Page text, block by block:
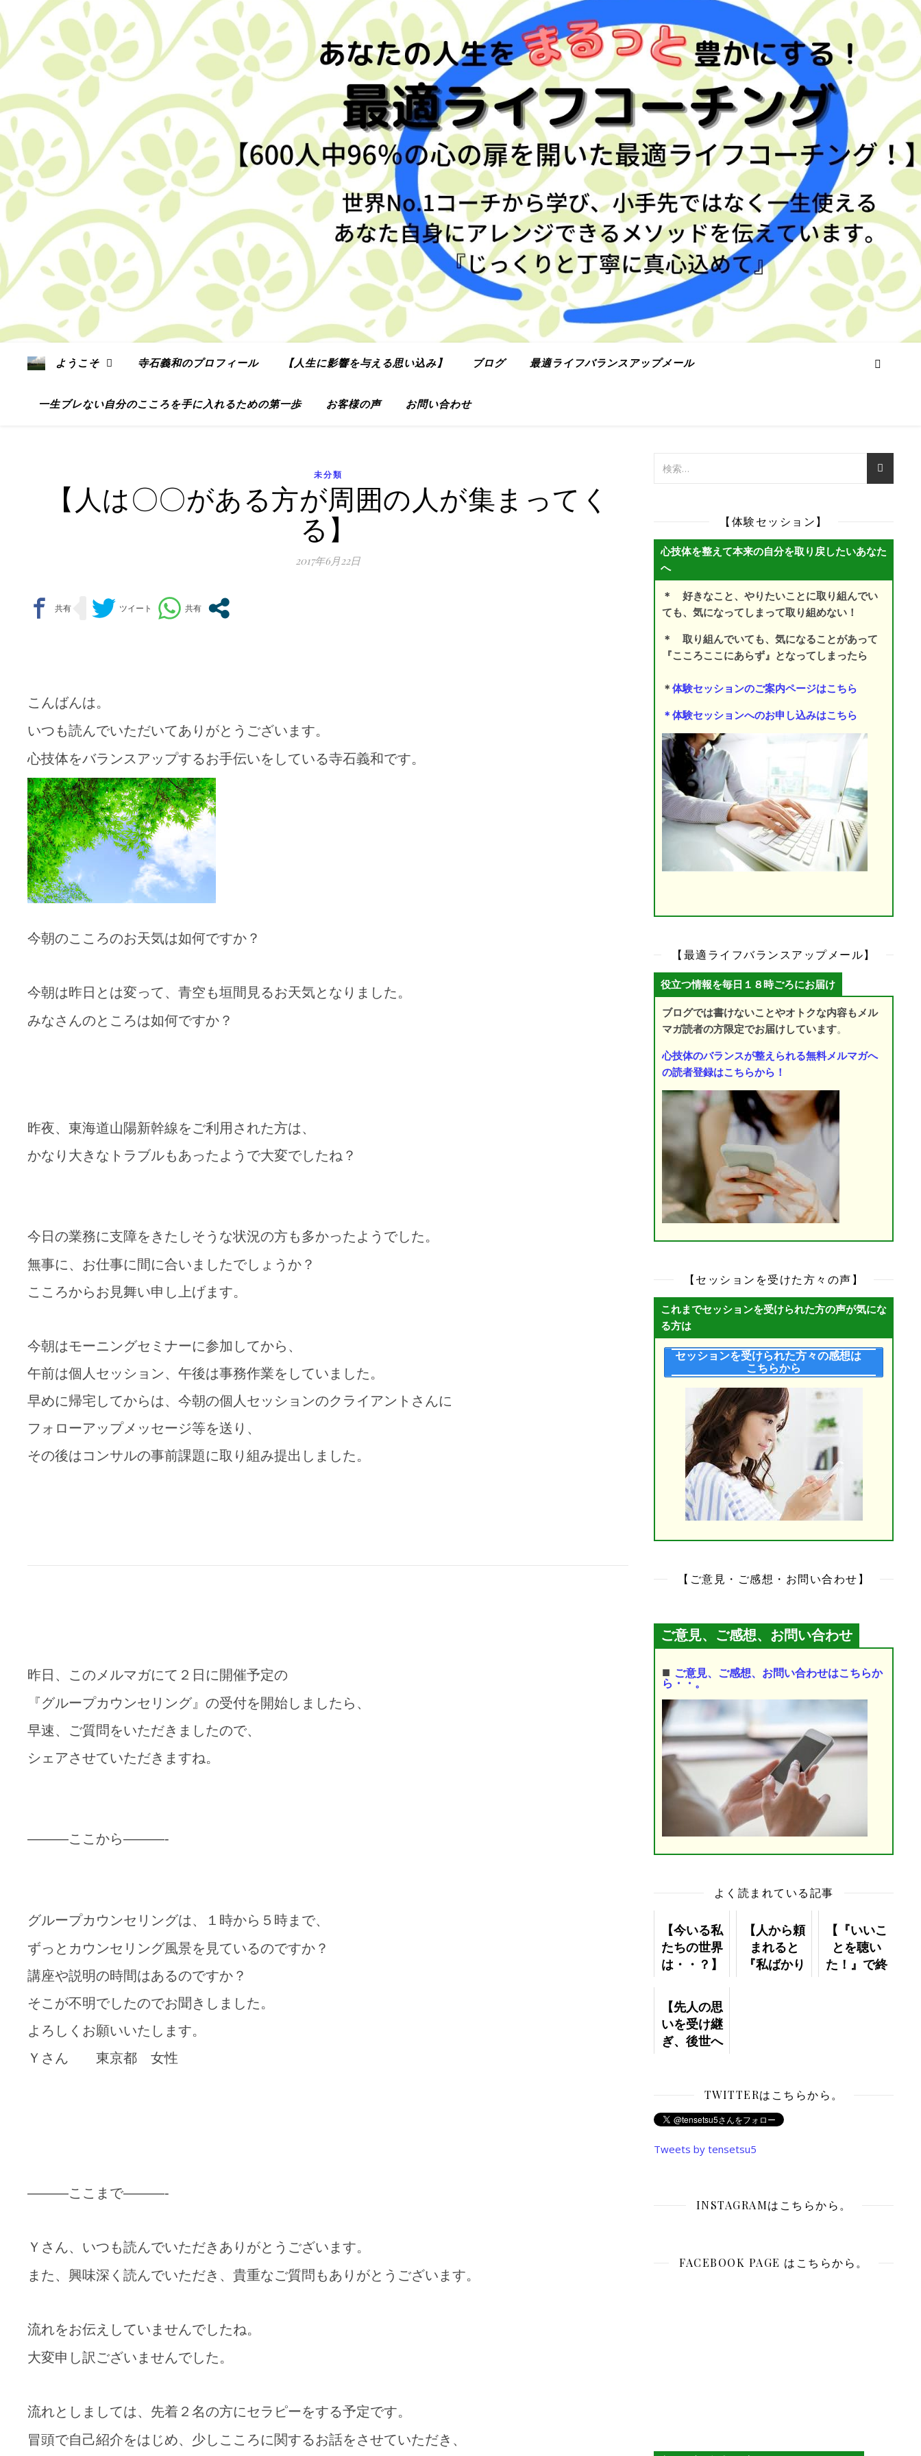
ようこそ 寺石義和のプロフィール 【人生に影響を与える思い込み】 ブログ 最適ライフバランスアップメール
一生ブレない自分のこころを手に入れるための第一歩 お客様の声 お問い合わせ
未分類
【人は〇〇がある方が周囲の人が集まってく
る】
2017年6月22日
こんばんは。
いつも読んでいただいてありがとうございます。
心技体をバランスアップするお手伝いをしている寺石義和です。
今朝のこころのお天気は如何ですか？
今朝は昨日とは変って、青空も垣間見るお天気となりました。
みなさんのところは如何ですか？
昨夜、東海道山陽新幹線をご利用された方は、
かなり大きなトラブルもあったようで大変でしたね？
今日の業務に支障をきたしそうな状況の方も多かったようでした。
無事に、お仕事に間に合いましたでしょうか？
こころからお見舞い申し上げます。
今朝はモーニングセミナーに参加してから、
午前は個人セッション、午後は事務作業をしていました。
早めに帰宅してからは、今朝の個人セッションのクライアントさんに
フォローアップメッセージ等を送り、
その後はコンサルの事前課題に取り組み提出しました。
昨日、このメルマガにて２日に開催予定の
『グループカウンセリング』の受付を開始しましたら、
早速、ご質問をいただきましたので、
シェアさせていただきますね。
———ここから———-
グループカウンセリングは、１時から５時まで、
ずっとカウンセリング風景を見ているのですか？
講座や説明の時間はあるのですか？
そこが不明でしたのでお聞きしました。
よろしくお願いいたします。
Ｙさん 東京都 女性
———ここまで———-
Ｙさん、いつも読んでいただきありがとうございます。
また、興味深く読んでいただき、貴重なご質問もありがとうございます。
流れをお伝えしていませんでしたね。
大変申し訳ございませんでした。
流れとしましては、先着２名の方にセラピーをする予定です。
冒頭で自己紹介をはじめ、少しこころに関するお話をさせていただき、
【体験セッション】
心技体を整えて本来の自分を取り戻したいあなた
へ
＊ 好きなこと、やりたいことに取り組んでい
ても、気になってしまって取り組めない！
＊ 取り組んでいても、気になることがあって
『こころここにあらず』となってしまったら
＊ 体験セッションのご案内ページはこちら
＊ 体験セッションへのお申し込みはこちら
【最適ライフバランスアップメール】
役立つ情報を毎日１８時ごろにお届け
ブログでは書けないことやオトクな内容もメル
マガ読者の方限定でお届けしています。
心技体のバランスが整えられる無料メルマガへ
の読者登録はこちらから！
【セッションを受けた方々の声】
これまでセッションを受けられた方の声が気にな
る方は
セッションを受けられた方々の感想は
こちらから
【ご意見・ご感想・お問い合わせ】
ご意見、ご感想、お問い合わせ
■ ご意見、ご感想、お問い合わせはこちらか
ら・・。
よく読まれている記事
【今いる私
たちの世界
は・・？】
【人から頼
まれると
『私ばかり
【『いいこ
とを聴い
た！』で終
【先人の思
いを受け継
ぎ、後世へ
TWITTERはこちらから。
Tweets by tensetsu5
INSTAGRAMはこちらから。
FACEBOOK PAGE はこちらから。